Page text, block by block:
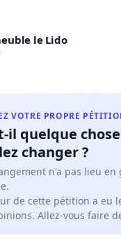
le Lido
VOTRE PROPRE
il quelque
changer ?
n'a pas lieu en
de cette pétition a eu
Allez-vous faire